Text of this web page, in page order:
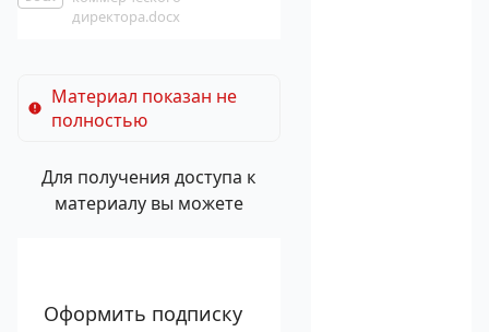
директора.docx
Материал показан не
полностью
Для получения доступа к
материалу вы можете
Оформить подписку